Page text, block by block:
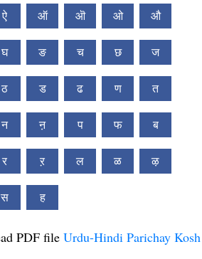
ऐ ऑ ऒ ओ औ
घ ङ च छ ज
ठ ड ढ ण त
न ऩ प फ ब
र ऱ ल ळ ऴ
स ह
PDF file Urdu-Hindi Parichay Kosh